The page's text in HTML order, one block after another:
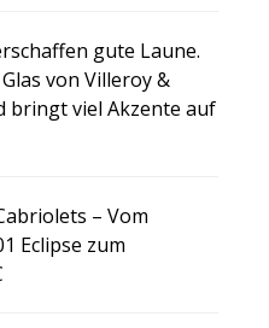
gute Laune.
von Villeroy &
bringt viel Akzente auf
– Vom
Eclipse zum